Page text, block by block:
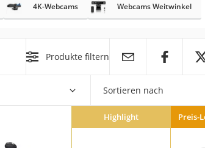
4K-Webcams Webcams Weitwinkel
Produkte filtern
Sortieren nach
Highlight Preis-